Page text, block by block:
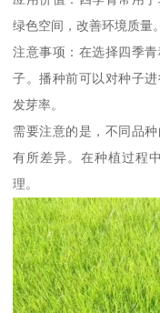
绿色空间，改善环境质量。
注意事项：在选择四季
子。播种前可以对种子
发芽率。
需要注意的是，不同品
有所差异。在种植过程
理。